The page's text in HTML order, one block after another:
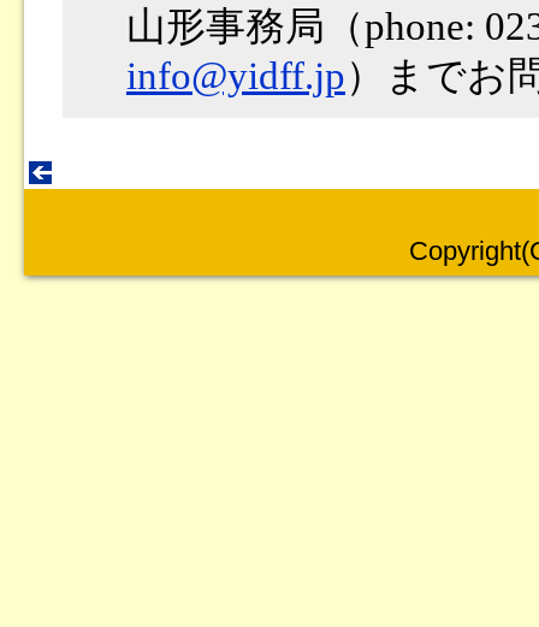
山形事務局（phone:
info@yidff.jp）までお